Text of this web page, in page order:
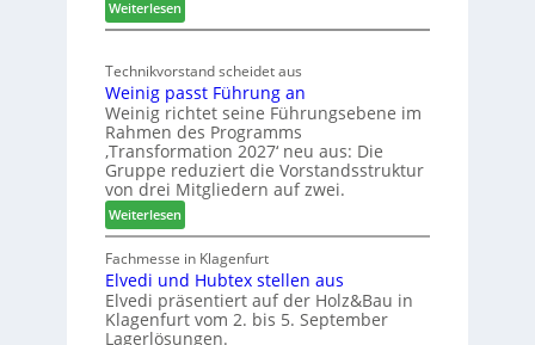
s
h
l
a
n
d
ä
d
z
u
r
H
a
u
s
m
e
s
s
e
Weiterlesen:
M
b
e
l
b
r
a
n
c
h
e
e
r
ö
Technikvorstand scheidet aus
Weinig passt Führung an
Weinig richtet seine Führungsebene im
Rahmen des Programms
‚Transformation 2027‘ neu aus: Die
Gruppe reduziert die Vorstandsstruktur
von drei Mitgliedern auf zwei.
Weiterlesen:
W
e
i
n
i
Fachmesse in Klagenfurt
Elvedi und Hubtex stellen aus
Elvedi präsentiert auf der Holz&Bau in
Klagenfurt vom 2. bis 5. September
Lagerlösungen.